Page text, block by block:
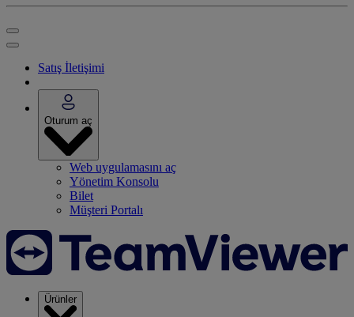
Satış İletişimi
Oturum aç
Web uygulamasını aç
Yönetim Konsolu
Bilet
Müşteri Portalı
Ürünler